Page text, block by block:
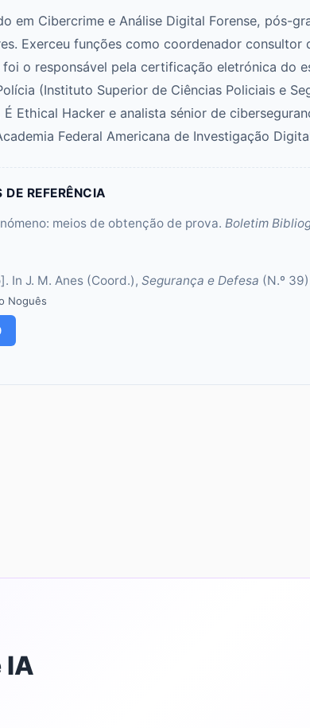
em Cibercrime e Análise Digital Forense, pós-
Exerceu funções como coordenador consultor
o responsável pela certificação eletrónica do
(Instituto Superior de Ciências Policiais e
É Ethical Hacker e analista sénior de
Federal Americana de Investigação
REFERÊNCIA
meios de obtenção de prova. Boletim
In J. M. Anes (Coord.), Segurança e Defesa (N.º
Noguês
IA